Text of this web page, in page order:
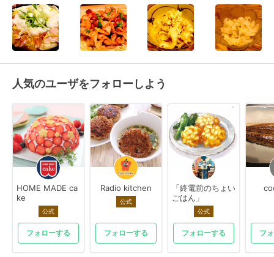
人気のユーザをフォローしよう
HOME MADE ca
ke
公式
フォローする
Radio kitchen
公式
フォローする
「終電前のちょい
ごはん」
公式
フォローする フ